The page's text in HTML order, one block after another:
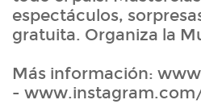
espectáculos,
gratuita. Organiza la
Más información:
-